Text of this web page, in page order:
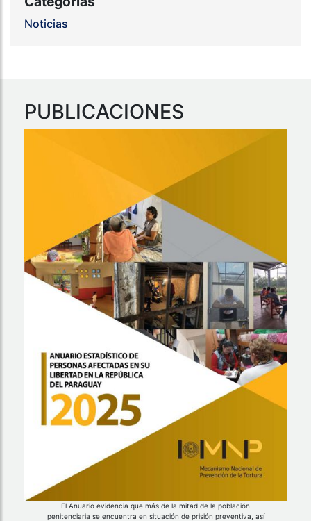
Noticias
PUBLICACIONES
El Anuario evidencia que más de la mitad de la población
penitenciaria se encuentra en situación de prisión preventiva, así